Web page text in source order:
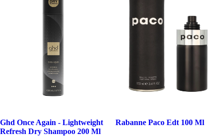
Ghd Once Again - Lightweight
Refresh Dry Shampoo 200 Ml
Rabanne Paco Edt 100 Ml